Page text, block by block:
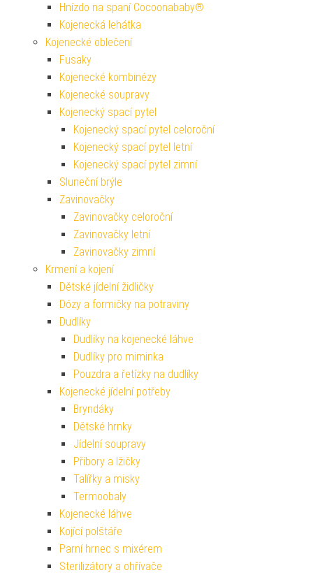
Hnízdo na spaní Cocoonababy®
Kojenecká lehátka
Kojenecké oblečení
Fusaky
Kojenecké kombinézy
Kojenecké soupravy
Kojenecký spací pytel
Kojenecký spací pytel celoroční
Kojenecký spací pytel letní
Kojenecký spací pytel zimní
Sluneční brýle
Zavinovačky
Zavinovačky celoroční
Zavinovačky letní
Zavinovačky zimní
Krmení a kojení
Dětské jídelní židličky
Dózy a formičky na potraviny
Dudlíky
Dudlíky na kojenecké láhve
Dudlíky pro miminka
Pouzdra a řetízky na dudlíky
Kojenecké jídelní potřeby
Bryndáky
Dětské hrnky
Jídelní soupravy
Příbory a lžičky
Talířky a misky
Termoobaly
Kojenecké láhve
Kojící polštáře
Parní hrnec s mixérem
Sterilizátory a ohřívače